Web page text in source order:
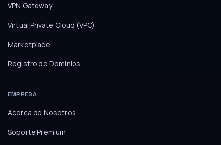
VPN Gateway
Virtual Private Cloud (VPC)
Marketplace
Registro de Dominios
EMPRESA
Acerca de Nosotros
Soporte Premium